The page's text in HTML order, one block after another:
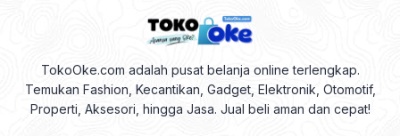
TokoOke.com adalah pusat belanja online terlengkap.
Temukan Fashion, Kecantikan, Gadget, Elektronik, Otomotif,
Properti, Aksesori, hingga Jasa. Jual beli aman dan cepat!